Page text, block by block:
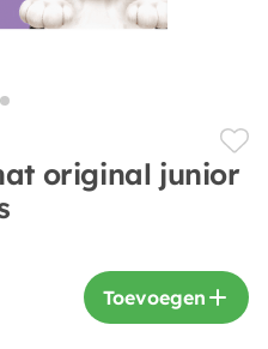
original junior
Toevoegen